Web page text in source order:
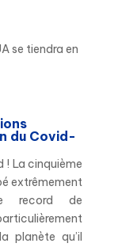
se tiendra en
du Covid-
! La cinquième
extrêmement
record de
planète qu’il